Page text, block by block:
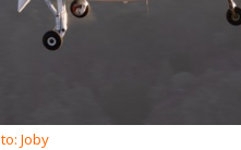
Joby